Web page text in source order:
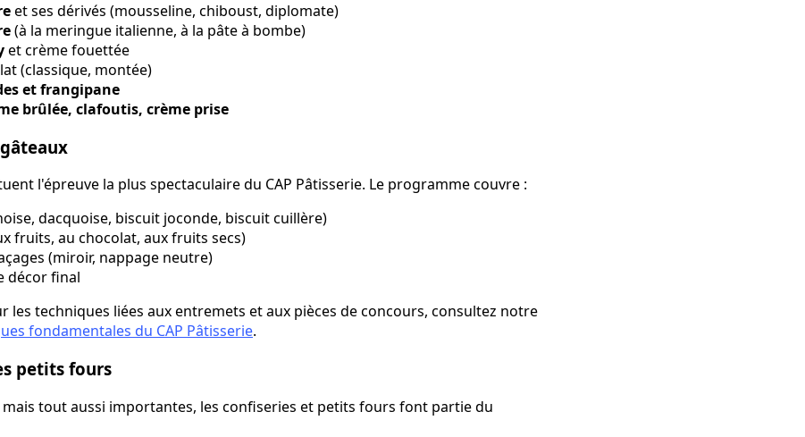
et ses dérivés (mousseline, chiboust, diplomate)
(à la meringue italienne, à la pâte à bombe)
et crème fouettée
(classique, montée)
et frangipane
brûlée, clafoutis, crème prise
l'épreuve la plus spectaculaire du CAP Pâtisserie. Le programme couvre :
dacquoise, biscuit joconde, biscuit cuillère)
fruits, au chocolat, aux fruits secs)
(miroir, nappage neutre)
décor final
les techniques liées aux entremets et aux pièces de concours, consultez notre
fondamentales du CAP Pâtisserie.
petits fours
tout aussi importantes, les confiseries et petits fours font partie du